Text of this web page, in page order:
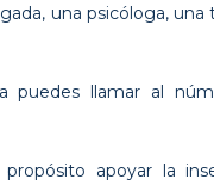
una psicóloga, una
puedes llamar al
apoyar la